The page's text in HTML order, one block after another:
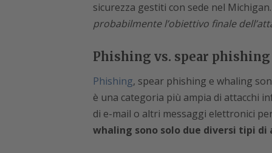
sicurezza gestiti con sede nel Michigan.
probabilmente l’obiettivo finale
Phishing vs. spear
Phishing, spear phishing e whaling
è una categoria più ampia di attacchi
di e-mail o altri messaggi elettronici
whaling sono solo due diversi tipi di